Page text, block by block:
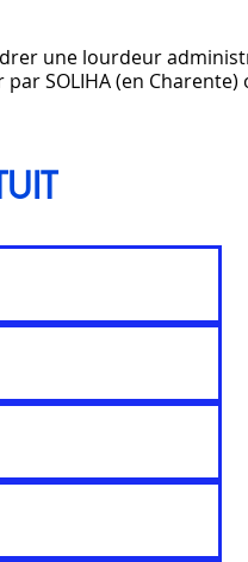
une lourdeur
SOLIHA (en Charente)